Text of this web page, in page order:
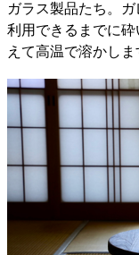
ガラス製品たち。
利用できるまでに
えて高温で溶かしま